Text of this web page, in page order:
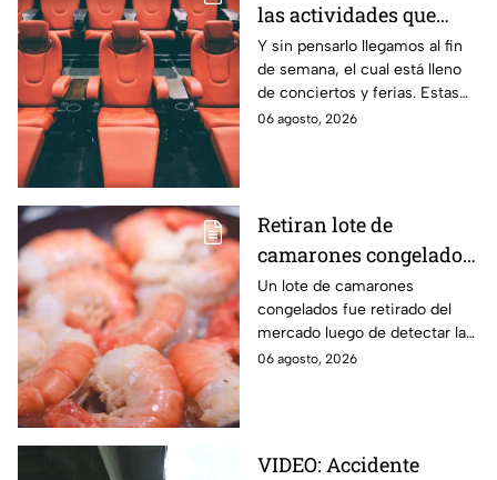
las actividades que
habrá en Puebla del 7 al
9 de agosto
Y sin pensarlo llegamos al fin
de semana, el cual está lleno
de conciertos y ferias. Estas
son las actividades que habrá
06 agosto, 2026
Retiran lote de
camarones congelados
por riesgo sanitario;
detectan salmonella en
España
Un lote de camarones
congelados fue retirado del
mercado luego de detectar la
presencia de salmonella, una
06 agosto, 2026
VIDEO: Accidente